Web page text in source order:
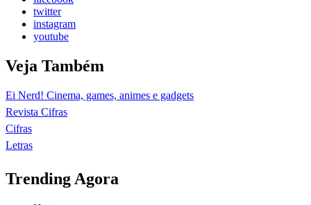
twitter
instagram
youtube
Veja Também
Ei Nerd! Cinema, games, animes e gadgets
Revista Cifras
Cifras
Letras
Trending Agora